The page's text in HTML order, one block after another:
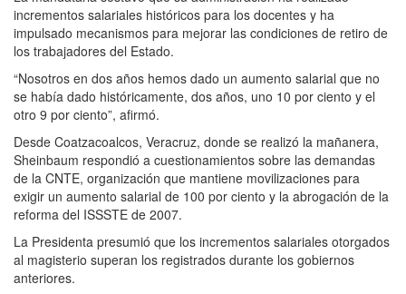
incrementos salariales históricos para los docentes y ha
impulsado mecanismos para mejorar las condiciones de retiro de
los trabajadores del Estado.
“Nosotros en dos años hemos dado un aumento salarial que no
se había dado históricamente, dos años, uno 10 por ciento y el
otro 9 por ciento”, afirmó.
Desde Coatzacoalcos, Veracruz, donde se realizó la mañanera,
Sheinbaum respondió a cuestionamientos sobre las demandas
de la CNTE, organización que mantiene movilizaciones para
exigir un aumento salarial de 100 por ciento y la abrogación de la
reforma del ISSSTE de 2007.
La Presidenta presumió que los incrementos salariales otorgados
al magisterio superan los registrados durante los gobiernos
anteriores.